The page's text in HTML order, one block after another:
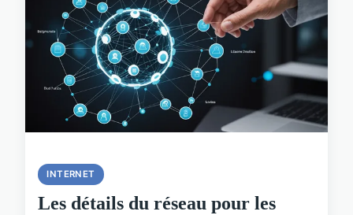
INTERNET
Les détails du réseau pour les